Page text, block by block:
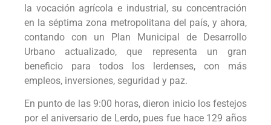
la vocación agrícola e industrial, su concentración
en la séptima zona metropolitana del país, y ahora,
contando con un Plan Municipal de Desarrollo
Urbano actualizado, que representa un gran
beneficio para todos los lerdenses, con más
empleos, inversiones, seguridad y paz.
En punto de las 9:00 horas, dieron inicio los festejos
por el aniversario de Lerdo, pues fue hace 129 años